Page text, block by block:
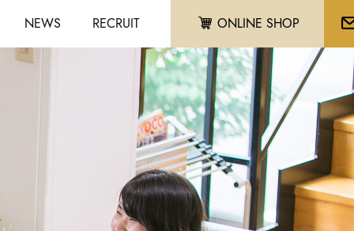
NEWS RECRUIT ONLINE SHOP